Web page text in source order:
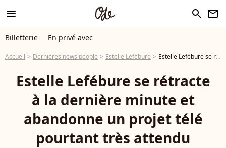
menu search newsletter
Billetterie En privé avec
Accueil Dernières news people Estelle Lefébure Estelle Lefébure se rétracte à la dernière minute et abandonne un projet télé pourtant très attendu
Estelle Lefébure se rétracte
à la dernière minute et
abandonne un projet télé
pourtant très attendu